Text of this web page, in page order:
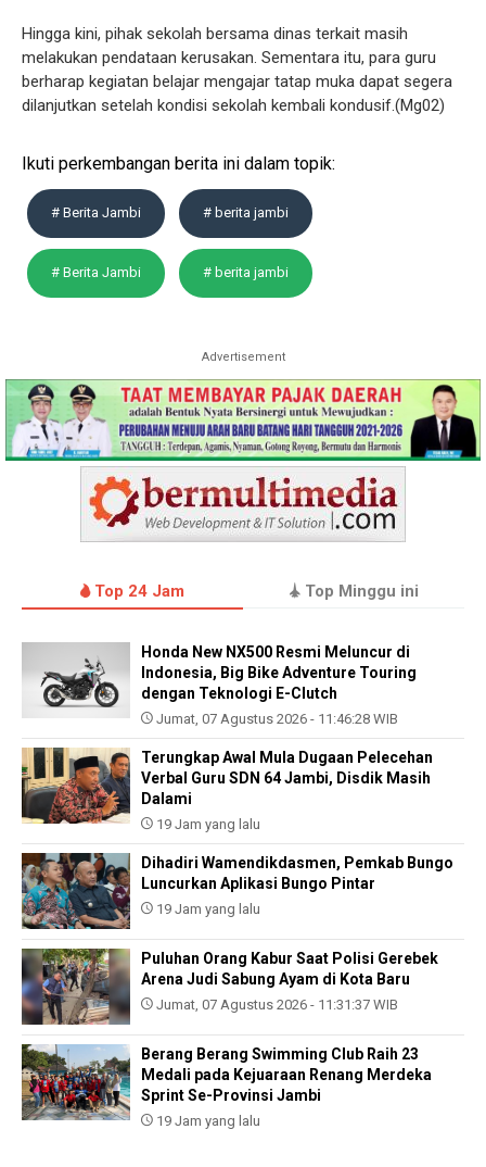
Hingga kini, pihak sekolah bersama dinas terkait masih
melakukan pendataan kerusakan. Sementara itu, para guru
berharap kegiatan belajar mengajar tatap muka dapat segera
dilanjutkan setelah kondisi sekolah kembali kondusif.(Mg02)
Ikuti perkembangan berita ini dalam topik:
# Berita Jambi # berita jambi
# Berita Jambi # berita jambi
Advertisement
Top 24 Jam Top Minggu ini
Honda New NX500 Resmi Meluncur di
Indonesia, Big Bike Adventure Touring
dengan Teknologi E-Clutch
Jumat, 07 Agustus 2026 - 11:46:28 WIB
Terungkap Awal Mula Dugaan Pelecehan
Verbal Guru SDN 64 Jambi, Disdik Masih
Dalami
19 Jam yang lalu
Dihadiri Wamendikdasmen, Pemkab Bungo
Luncurkan Aplikasi Bungo Pintar
19 Jam yang lalu
Puluhan Orang Kabur Saat Polisi Gerebek
Arena Judi Sabung Ayam di Kota Baru
Jumat, 07 Agustus 2026 - 11:31:37 WIB
Berang Berang Swimming Club Raih 23
Medali pada Kejuaraan Renang Merdeka
Sprint Se-Provinsi Jambi
19 Jam yang lalu